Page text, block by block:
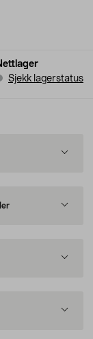
Sjekk lagerstatus